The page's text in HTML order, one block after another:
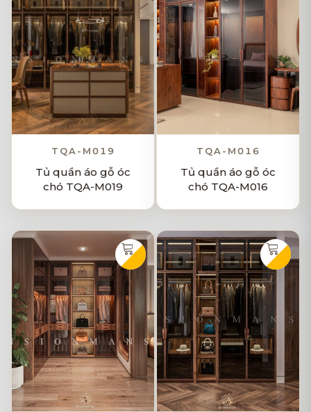
TQA-M019
Tủ quần áo gỗ óc
chó TQA-M019
TQA-M016
Tủ quần áo gỗ óc
chó TQA-M016